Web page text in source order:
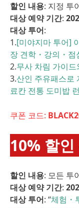
할인 내용: 지정 투
대상 예약 기간:
대상 투어:
1.[미야지마 투어]
장 견학・강의・점
2.무사 차림 가이
3.산인 주유패스로
료칸 전통 도미밥
쿠폰 코드:
10% 할인
할인 내용: 모든 투
대상 예약 기간:
대상 투어: “체험・